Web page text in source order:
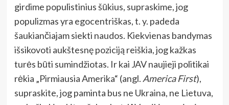
girdime populistinius šūkius, supraskime, jog
populizmas yra egocentriškas, t. y. padeda
šaukiančiajam siekti naudos. Kiekvienas bandymas
išsikovoti aukštesnę poziciją reiškia, jog kažkas
turės būti sumindžiotas. Ir kai JAV naujieji politikai
rėkia „Pirmiausia Amerika“ (angl. America First),
supraskite, jog paminta bus ne Ukraina, ne Lietuva,